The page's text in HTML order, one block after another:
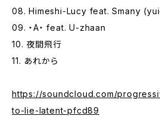
08. Himeshi-Lucy feat. Smany
09. ・A・ feat. U-zhaan
10. 夜間飛行
11. あれから
https://soundcloud.com/
to-lie-latent-pfcd89